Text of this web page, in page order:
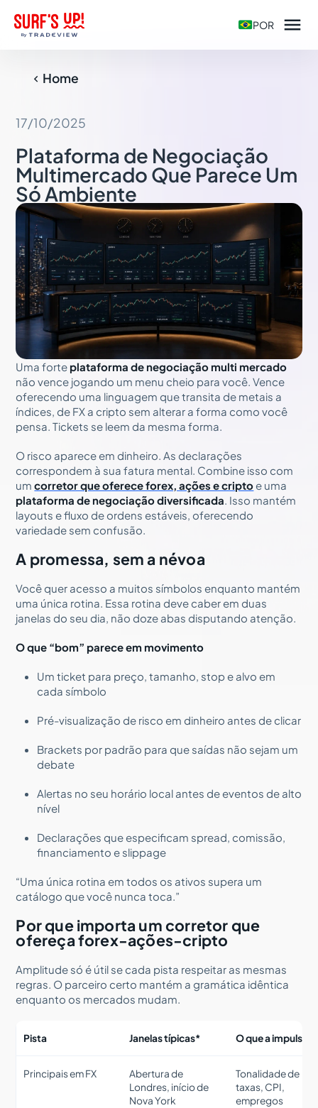
POR 
 Home
17/10/2025
Plataforma de Negociação
Multimercado Que Parece Um
Só Ambiente
Uma forte plataforma de negociação multi mercado
não vence jogando um menu cheio para você. Vence
oferecendo uma linguagem que transita de metais a
índices, de FX a cripto sem alterar a forma como você
pensa. Tickets se leem da mesma forma.
O risco aparece em dinheiro. As declarações
correspondem à sua fatura mental. Combine isso com
umcorretor que oferece forex, ações e cripto e uma
plataforma de negociação diversificada. Isso mantém
layouts e fluxo de ordens estáveis, oferecendo
variedade sem confusão.
A promessa, sem a névoa
Você quer acesso a muitos símbolos enquanto mantém
uma única rotina. Essa rotina deve caber em duas
janelas do seu dia, não doze abas disputando atenção.
O que “bom” parece em movimento
Um ticket para preço, tamanho, stop e alvo em
cada símbolo
Pré-visualização de risco em dinheiro antes de clicar
Brackets por padrão para que saídas não sejam um
debate
Alertas no seu horário local antes de eventos de alto
nível
Declarações que especificam spread, comissão,
financiamento e slippage
“Uma única rotina em todos os ativos supera um
catálogo que você nunca toca.”
Por que importa um corretor que
ofereça forex-ações-cripto
Amplitude só é útil se cada pista respeitar as mesmas
regras. O parceiro certo mantém a gramática idêntica
enquanto os mercados mudam.
Pista Janelas típicas* O que a
Principais em FX
Abertura de
Londres, início de
Nova York
Tonalidade de
taxas, CPI,
empregos